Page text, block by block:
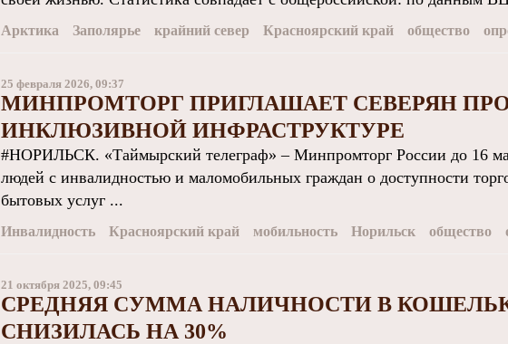
Арктика Заполярье крайний север Красноярский край общество
25 февраля 2026, 09:37
МИНПРОМТОРГ ПРИГЛАШАЕТ СЕВЕРЯН
ИНКЛЮЗИВНОЙ ИНФРАСТРУКТУРЕ
#НОРИЛЬСК. «Таймырский телеграф» – Минпромторг России до 16
людей с инвалидностью и маломобильных граждан о доступности
бытовых услуг ...
Инвалидность Красноярский край мобильность Норильск общество
21 октября 2025, 09:45
СРЕДНЯЯ СУММА НАЛИЧНОСТИ В
СНИЗИЛАСЬ НА 30%